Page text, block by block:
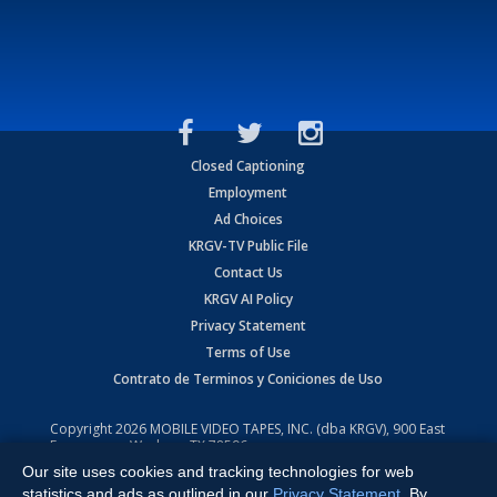
Closed Captioning
Employment
Ad Choices
KRGV-TV Public File
Contact Us
KRGV AI Policy
Privacy Statement
Terms of Use
Contrato de Terminos y Coniciones de Uso
Copyright2026 MOBILE VIDEO TAPES, INC. (dba KRGV), 900 East
Expressway, Weslaco, TX 78596.
All Rights Reserved. Powered by:Ruby Shore Software
Our site uses cookies and tracking technologies for web